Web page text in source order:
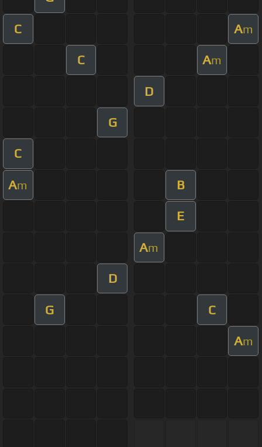
C Am
C Am
D
G
C
Am B
E
Am
D
G C
Am